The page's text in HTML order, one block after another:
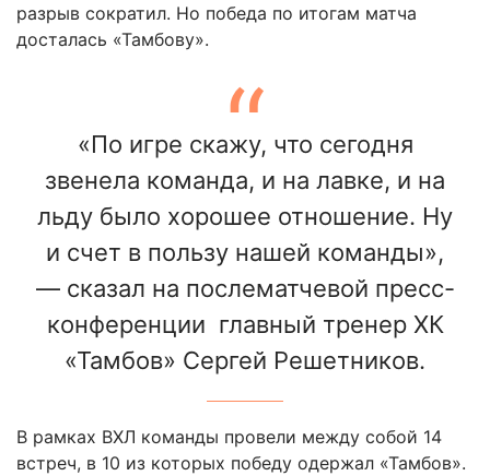
разрыв сократил. Но победа по итогам матча
досталась «Тамбову».
«По игре скажу, что сегодня
звенела команда, и на лавке, и на
льду было хорошее отношение. Ну
и счет в пользу нашей команды»,
— сказал на послематчевой пресс-
конференции главный тренер ХК
«Тамбов» Сергей Решетников.
В рамках ВХЛ команды провели между собой 14
встреч, в 10 из которых победу одержал «Тамбов».